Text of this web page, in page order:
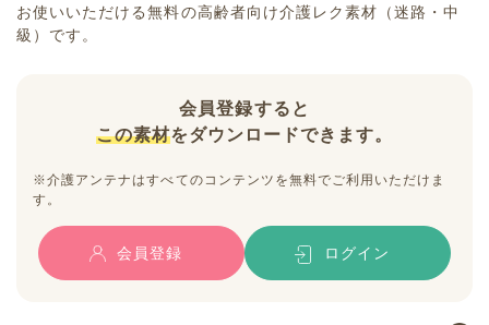
お使いいただける無料の高齢者向け介護レク素材（迷路・中
級）です。
会員登録すると
この素材をダウンロードできます。
※介護アンテナはすべてのコンテンツを無料でご利用いただけま
す。
会員登録 ログイン